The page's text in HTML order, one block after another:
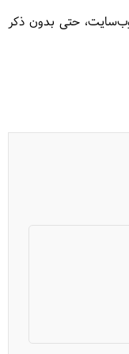
حتی بدون ذکر